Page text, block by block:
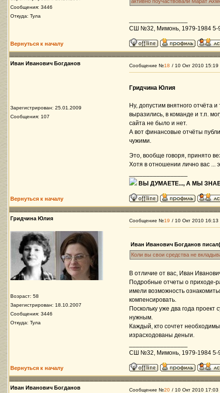
Сообщения: 3446
Откуда: Тула
СШ №32, Мимонь, 1979-1984 5-9
Вернуться к началу
Иван Иванович Богданов
Зарегистрирован: 25.01.2009
Сообщения: 107
Сообщение №18 / 10 Окт 2010 15:19
Гридчина Юлия
Ну, допустим внятного отчёта
выразились, в команде и т.п.
сайта не было и нет.
А вот финансовые отчёты
чужими.
Это, вообще говоря, принято
Хотя в отношении лично вас ...
ВЫ ДУМАЕТЕ..., А МЫ
Вернуться к началу
Гридчина Юлия
Возраст: 58
Зарегистрирован: 18.10.2007
Сообщения: 3446
Откуда: Тула
Сообщение №19 / 10 Окт 2010 16:13
Иван Иванович Богданов
Коли вы свои средства не
В отличие от вас, Иван
Подробные отчеты о приходе-
имели возможность
компенсировать.
Поскольку уже два года
нужным.
Каждый, кто сочтет
израсходованы деньги.
СШ №32, Мимонь, 1979-1984 5-9
Вернуться к началу
Иван Иванович Богданов Сообщение №20 / 10 Окт 2010 17:03